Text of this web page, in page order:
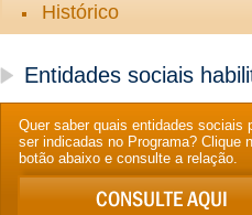
Histórico
Entidades sociais
Quer saber quais entidades sociais
ser indicadas no Programa? Clique
botão abaixo e consulte a relação.